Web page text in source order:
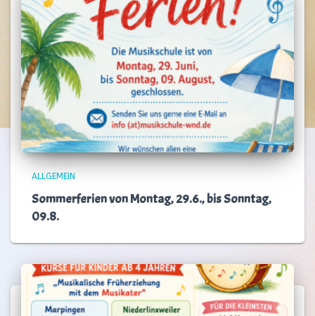
ALLGEMEIN
Sommerferien von Montag, 29.6., bis Sonntag,
09.8.